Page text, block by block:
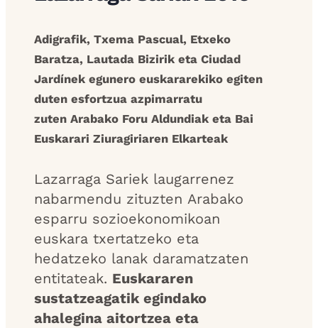
Adigrafik, Txema Pascual, Etxeko
Baratza, Lautada Bizirik eta Ciudad
Jardínek egunero euskararekiko egiten
duten esfortzua azpimarratu
zuten Arabako Foru Aldundiak eta Bai
Euskarari Ziuragiriaren Elkarteak
Lazarraga Sariek laugarrenez
nabarmendu zituzten Arabako
esparru sozioekonomikoan
euskara txertatzeko eta
hedatzeko lanak daramatzaten
entitateak. Euskararen
sustatzeagatik egindako
ahalegina aitortzea eta